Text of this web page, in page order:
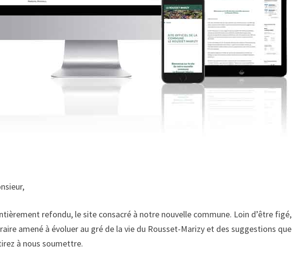
refondu, le site consacré à notre nouvelle commune. Loin d’être figé,
amené à évoluer au gré de la vie du Rousset-Marizy et des suggestions que
à nous soumettre.